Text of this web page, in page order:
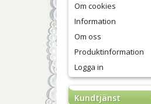
Om cookies
Information
Om oss
Produktinformation
Logga in
Kundtjänst